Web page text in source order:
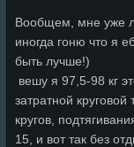
Вообщем, мне уже
иногда гоню что я
быть лучше!)
вешу я 97,5-98 кг
затратной
кругов,
15, и вот так без